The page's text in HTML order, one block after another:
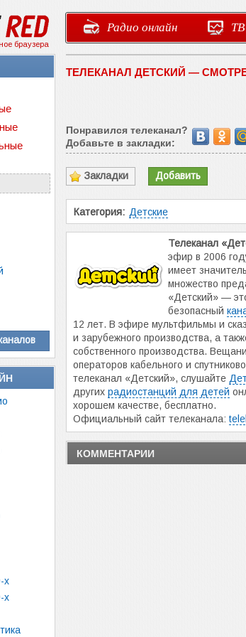
браузера
Радио онлайн
х
х
ТЕЛЕКАНАЛ ДЕТСКИЙ —
Понравился телеканал?
Добавьте в закладки:
Закладки Добавить
Категория: Детские
Телеканал
эфир в 2006
имеет
множество
«Детский» —
безопасный
12 лет. В эфире мультфильмы и
и зарубежного производства, а
собственного производства.
операторов кабельного и
телеканал «Детский», слушайте
других радиостанций для детей
хорошем качестве, бесплатно.
Официальный сайт телеканала:
КОММЕНТАРИИ